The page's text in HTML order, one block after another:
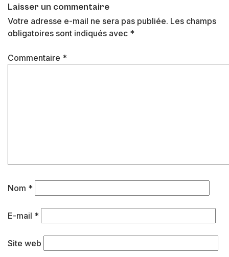
Laisser un commentaire
Votre adresse e-mail ne sera pas publiée. Les champs
obligatoires sont indiqués avec *
Commentaire *
Nom *
E-mail *
Site web